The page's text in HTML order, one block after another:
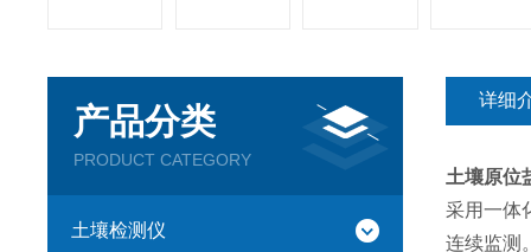
产品分类
PRODUCT CATEGORY
土壤检测仪
详细
土壤原位
采用一体
连续监测